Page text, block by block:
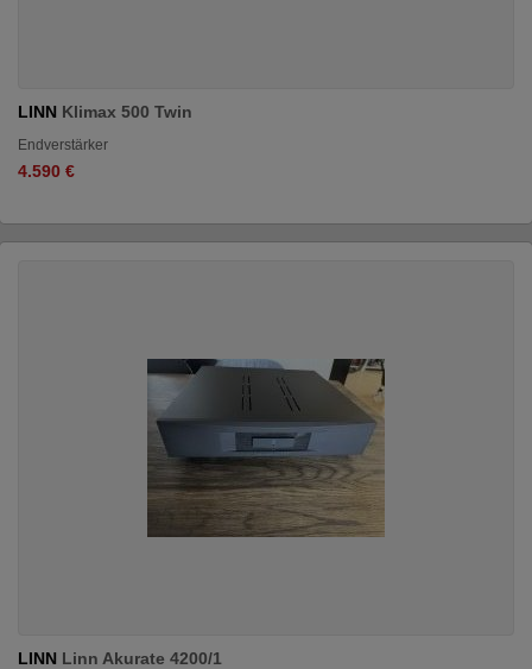
LINN Klimax 500 Twin
Endverstärker
4.590 €
LINN Linn Akurate 4200/1